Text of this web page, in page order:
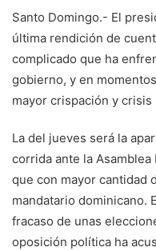
Santo Domingo.- El
última rendición de
complicado que ha
gobierno, y en
mayor crispación y
La del jueves será la
corrida ante la Asamblea
que con mayor cantidad
mandatario dominicano.
fracaso de unas
oposición política ha